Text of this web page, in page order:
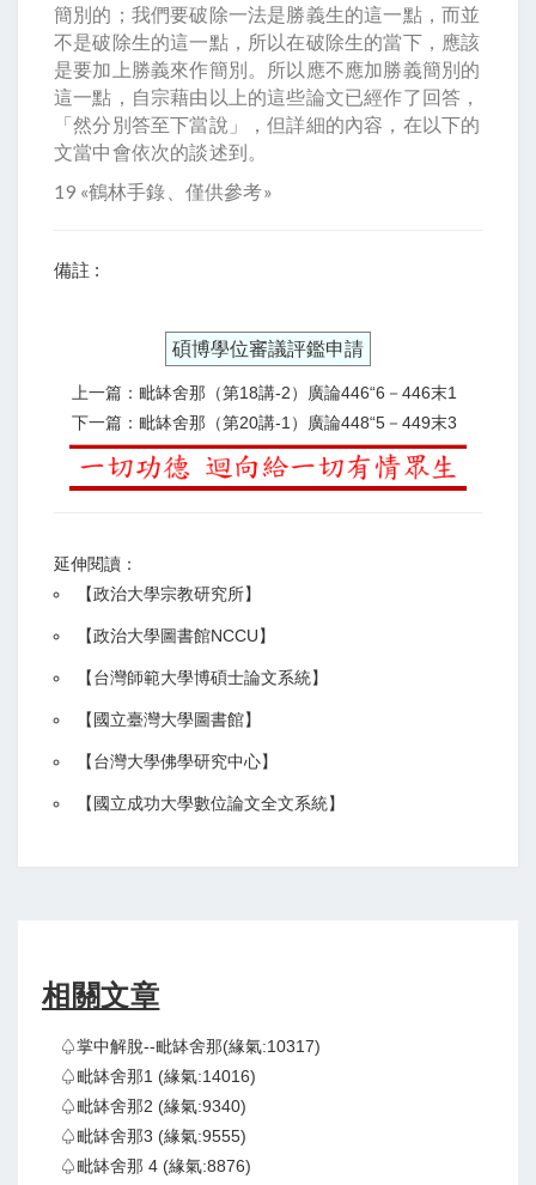
簡別的；我們要破除一法是勝義生的這一點，而並
不是破除生的這一點，所以在破除生的當下，應該
是要加上勝義來作簡別。所以應不應加勝義簡別的
這一點，自宗藉由以上的這些論文已經作了回答，
「然分別答至下當說」，但詳細的內容，在以下的
文當中會依次的談述到。
19 «鶴林手錄、僅供參考»
備註 :
碩博學位審議評鑑申請
上一篇：毗缽舍那（第18講-2）廣論446“6－446末1
下一篇：毗缽舍那（第20講-1）廣論448“5－449末3
延伸閱讀：
【政治大學宗教研究所】
【政治大學圖書館NCCU】
【台灣師範大學博碩士論文系統】
【 國立臺灣大學圖書館】
【台灣大學佛學研究中心】
【 國立成功大學數位論文全文系統】
相關文章
♤掌中解脫--毗缽舍那(緣氣:10317)
♤毗缽舍那1 (緣氣:14016)
♤毗缽舍那2 (緣氣:9340)
♤毗缽舍那3 (緣氣:9555)
♤毗缽舍那 4 (緣氣:8876)